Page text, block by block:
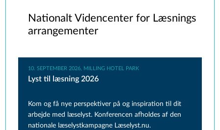
Nationalt Videncenter for Læsnings
arrangementer
10. SEPTEMBER 2026, MILLING HOTEL PARK
Lyst til læsning 2026
Kom og få nye perspektiver på og inspiration til dit
arbejde med læselyst. Konferencen afholdes af den
nationale læselystkampagne Læselyst.nu.